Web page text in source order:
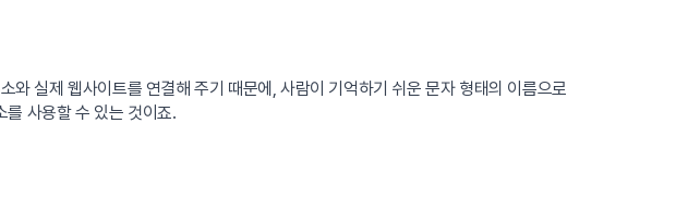
와 실제 웹사이트를 연결해 주기 때문에, 사람이 기억하기 쉬운 문자 형태의 이름으로
를 사용할 수 있는 것이죠.